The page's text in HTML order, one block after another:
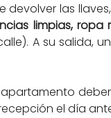
devolver las
limpias,
A su salida,
el día